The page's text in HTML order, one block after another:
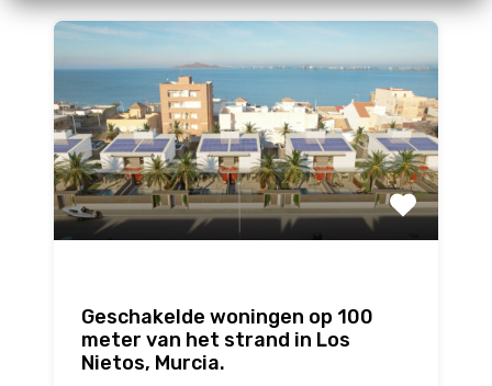
Geschakelde woningen op 100
meter van het strand in Los
Nietos, Murcia.